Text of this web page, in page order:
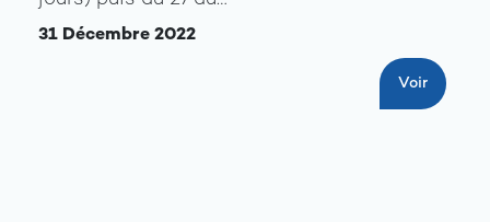
31 Décembre 2022
Voir